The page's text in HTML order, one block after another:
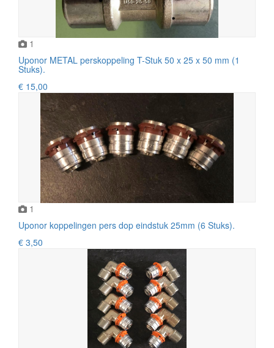
1
Uponor METAL perskoppeling T-Stuk 50 x 25 x 50 mm (1
Stuks).
€ 15,00
1
Uponor koppelingen pers dop eindstuk 25mm (6 Stuks).
€ 3,50